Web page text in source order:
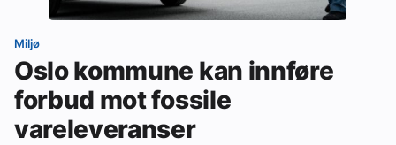
Miljø
Oslo kommune kan innføre
forbud mot fossile
vareleveranser